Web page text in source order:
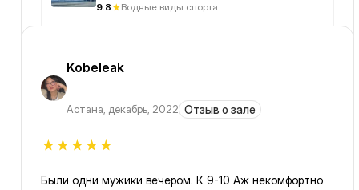
9.8 Водные виды спорта
Kobeleak
Астана, декабрь, 2022 Отзыв о зале
Были одни мужики вечером. К 9-10 Аж некомфортно